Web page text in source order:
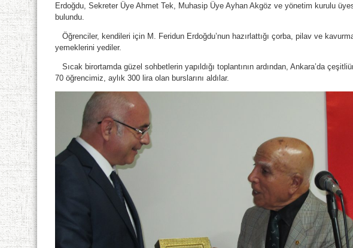
Erdoğdu, Sekreter Üye Ahmet Tek, Muhasip Üye Ayhan Akgöz ve yönetim kurulu
bulundu.
Öğrenciler, kendileri için M. Feridun Erdoğdu’nun hazırlattığı çorba, pilav ve
yemeklerini yediler.
Sıcak birortamda güzel sohbetlerin yapıldığı toplantının ardından, Ankara’da
70 öğrencimiz, aylık 300 lira olan burslarını aldılar.